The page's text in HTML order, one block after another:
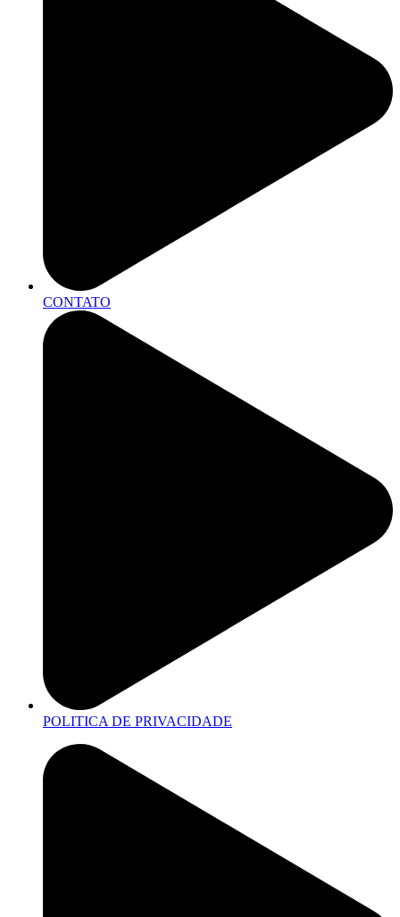
CONTATO
POLITICA DE PRIVACIDADE